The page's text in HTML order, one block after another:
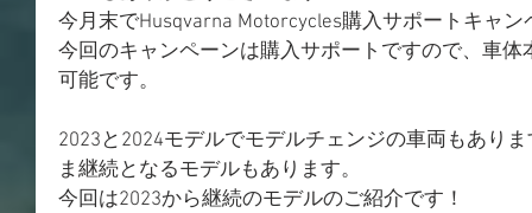
今月末でHusqvarna Motorcycles購入サポートキャ
今回のキャンペーンは購入サポートですので、車
可能です。
2023と2024モデルでモデルチェンジの車両もあり
ま継続となるモデルもあります。
今回は2023から継続のモデルのご紹介です！